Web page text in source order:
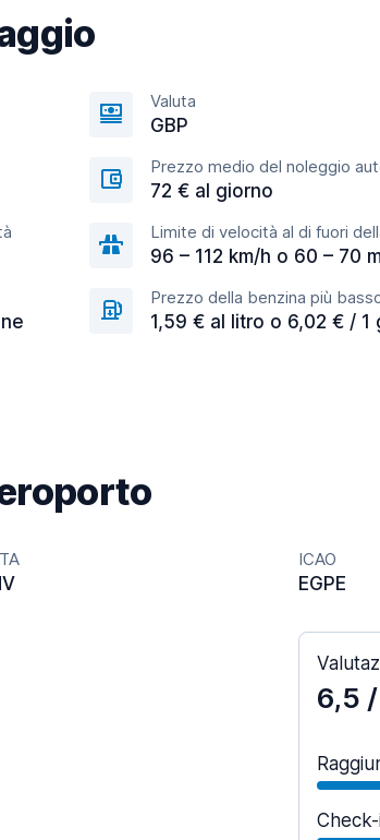
Valuta
GBP
Prezzo medio del noleggio
72 € al giorno
Limite di velocità al di fuori
96 – 112 km/h o 60 – 70
Prezzo della benzina più
1,59 € al litro o 6,02 € / 1
ICAO
EGPE
6,5